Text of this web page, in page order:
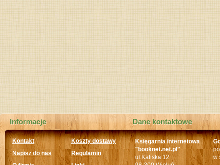
Informacje
Kontakt
Koszty dostawy
Napisz do nas
Regulamin
Dane kontaktowe
Księgarnia internetowa
"booknet.net.pl"
ul.Kaliska 12
w